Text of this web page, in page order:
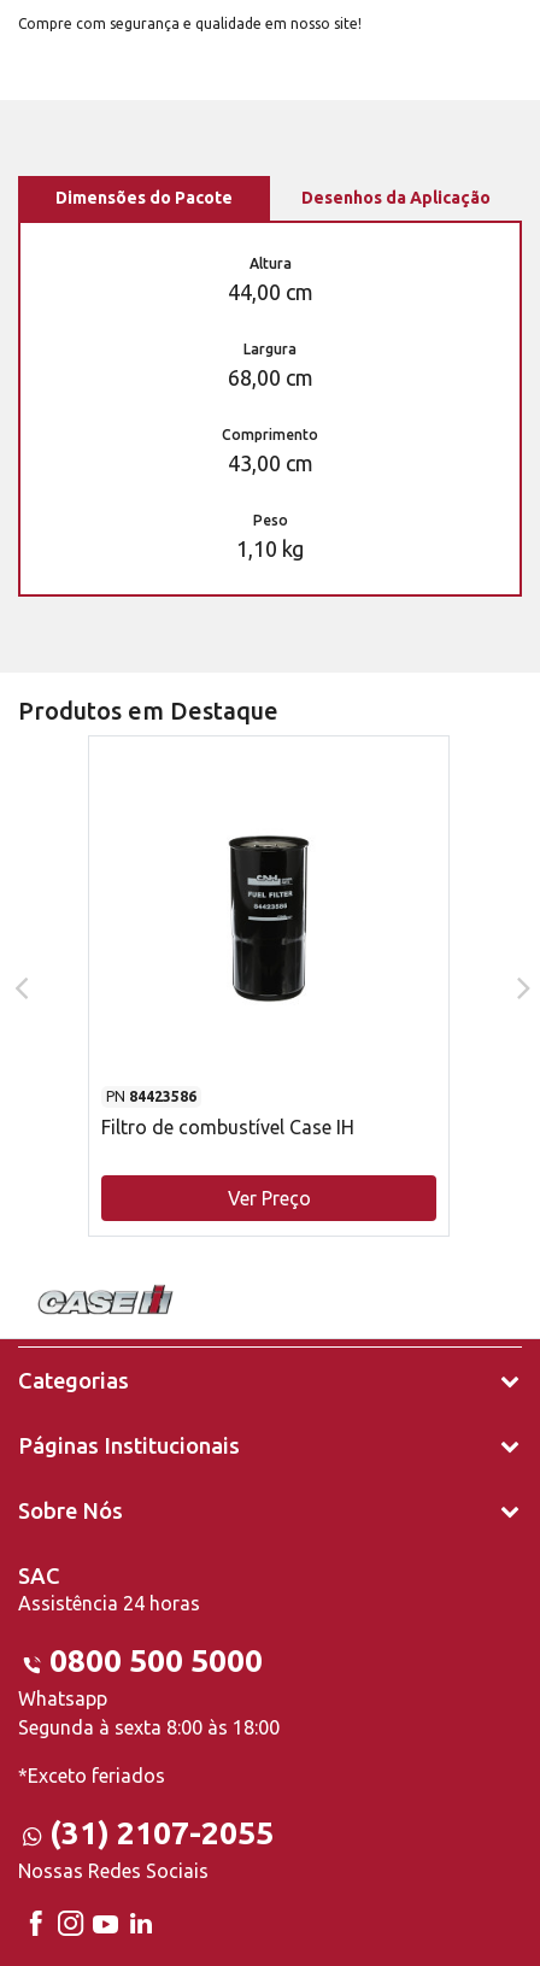
Compre com segurança e qualidade em nosso site!
Dimensões do Pacote Desenhos da Aplicação
Altura
44,00 cm
Largura
68,00 cm
Comprimento
43,00 cm
Peso
1,10 kg
Produtos em Destaque
PN 84423586
Filtro de combustível Case IH
Ver Preço
Categorias
Páginas Institucionais
Sobre Nós
SAC
Assistência 24 horas
0800 500 5000
Whatsapp
Segunda à sexta 8:00 às 18:00
*Exceto feriados
(31) 2107-2055
Nossas Redes Sociais